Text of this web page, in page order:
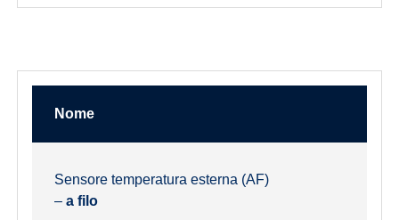
Nome
Sensore temperatura esterna (AF)
– a filo